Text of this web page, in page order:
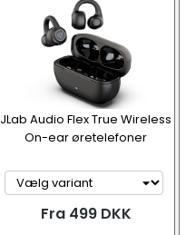
JLab Audio Flex True Wireless
On-ear øretelefoner
Fra 499 DKK